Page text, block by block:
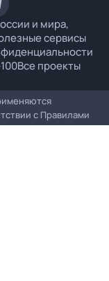
и мира,
сервисы
Все проекты
с Правилами